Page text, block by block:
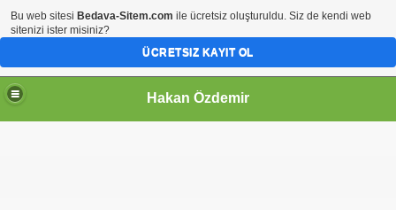
Hakan Özdemir
Bu web sitesi Bedava-Sitem.com ile ücretsiz oluşturuldu. Siz de kendi web
sitenizi ister misiniz?
ÜCRETSIZ KAYIT OL